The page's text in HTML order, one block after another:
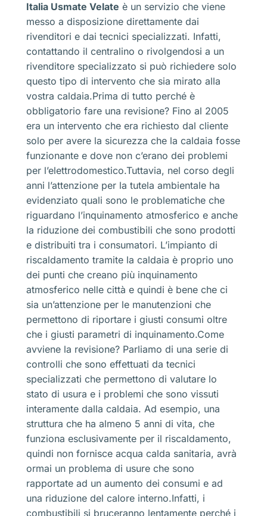
Italia Usmate Velate è un servizio che viene
messo a disposizione direttamente dai
rivenditori e dai tecnici specializzati. Infatti,
contattando il centralino o rivolgendosi a un
rivenditore specializzato si può richiedere solo
questo tipo di intervento che sia mirato alla
vostra caldaia.Prima di tutto perché è
obbligatorio fare una revisione? Fino al 2005
era un intervento che era richiesto dal cliente
solo per avere la sicurezza che la caldaia fosse
funzionante e dove non c’erano dei problemi
per l’elettrodomestico.Tuttavia, nel corso degli
anni l’attenzione per la tutela ambientale ha
evidenziato quali sono le problematiche che
riguardano l’inquinamento atmosferico e anche
la riduzione dei combustibili che sono prodotti
e distribuiti tra i consumatori. L’impianto di
riscaldamento tramite la caldaia è proprio uno
dei punti che creano più inquinamento
atmosferico nelle città e quindi è bene che ci
sia un’attenzione per le manutenzioni che
permettono di riportare i giusti consumi oltre
che i giusti parametri di inquinamento.Come
avviene la revisione? Parliamo di una serie di
controlli che sono effettuati da tecnici
specializzati che permettono di valutare lo
stato di usura e i problemi che sono vissuti
interamente dalla caldaia. Ad esempio, una
struttura che ha almeno 5 anni di vita, che
funziona esclusivamente per il riscaldamento,
quindi non fornisce acqua calda sanitaria, avrà
ormai un problema di usure che sono
rapportate ad un aumento dei consumi e ad
una riduzione del calore interno.Infatti, i
combustibili si bruceranno lentamente perché i